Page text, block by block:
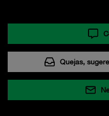
Quejas,